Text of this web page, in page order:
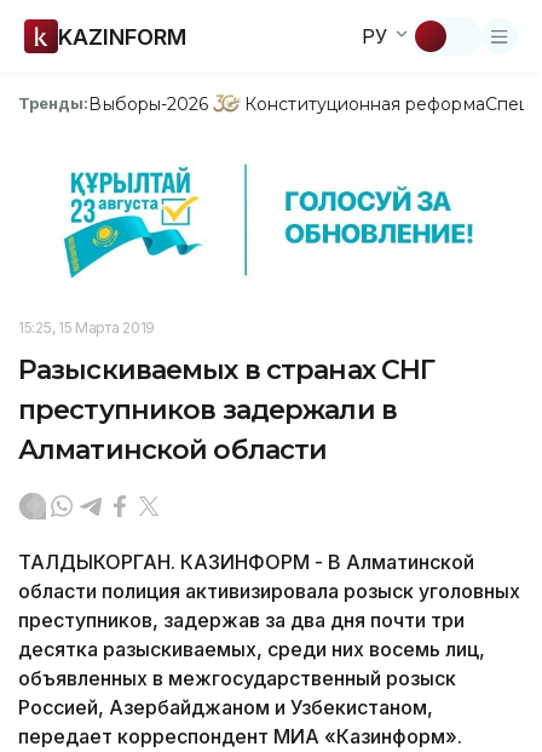
KAZINFORM РУ
Тренды:Выборы-2026 Конституционная реформа
15:25, 15 Марта 2019
Разыскиваемых в странах СНГ
преступников задержали в
Алматинской области
ТАЛДЫКОРГАН. КАЗИНФОРМ - В Алматинской
области полиция активизировала розыск уголовных
преступников, задержав за два дня почти три
десятка разыскиваемых, среди них восемь лиц,
объявленных в межгосударственный розыск
Россией, Азербайджаном и Узбекистаном,
передает корреспондент МИА «Казинформ».